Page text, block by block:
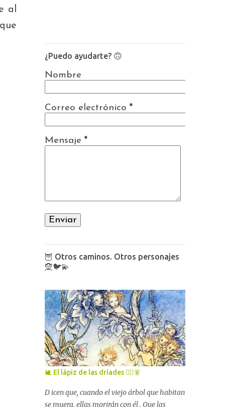
al
¿Puedo ayudarte? 🙃
Nombre
Correo electrónico *
Mensaje *
🦉 Otros caminos. Otros personajes
🧝🐦💫
🐌 El lápiz de las dríades 🧚‍♀️🧚
D icen que, cuando el viejo árbol que habitan
se muera, ellas morirán con él . Que las